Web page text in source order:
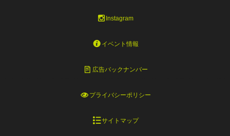
Instagram
イベント情報
広告バックナンバー
プライバシーポリシー
サイトマップ